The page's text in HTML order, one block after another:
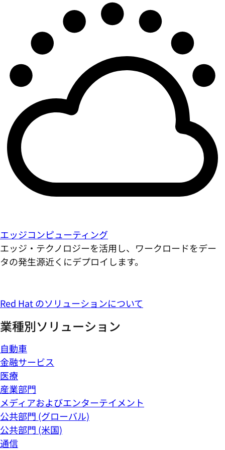
エッジコンピューティング
エッジ・テクノロジーを活用し、ワークロードをデー
タの発生源近くにデプロイします。
Red Hat のソリューションについて
業種別ソリューション
自動車
金融サービス
医療
産業部門
メディアおよびエンターテイメント
公共部門 (グローバル)
公共部門 (米国)
通信